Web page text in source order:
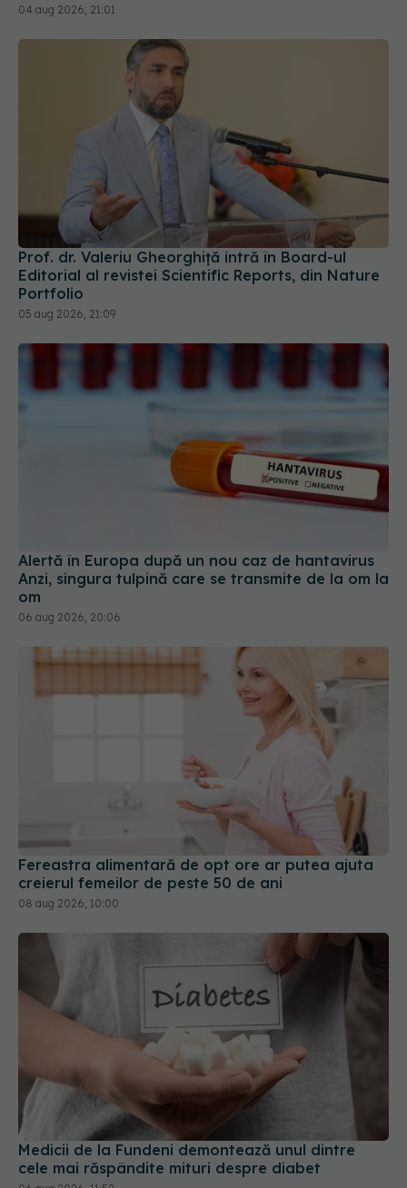
04 aug 2026, 21:01
Prof. dr. Valeriu Gheorghiță intră în Board-ul
Editorial al revistei Scientific Reports, din Nature
Portfolio
05 aug 2026, 21:09
Alertă în Europa după un nou caz de hantavirus
Anzi, singura tulpină care se transmite de la om la
om
06 aug 2026, 20:06
Fereastra alimentară de opt ore ar putea ajuta
creierul femeilor de peste 50 de ani
08 aug 2026, 10:00
Medicii de la Fundeni demontează unul dintre
cele mai răspândite mituri despre diabet